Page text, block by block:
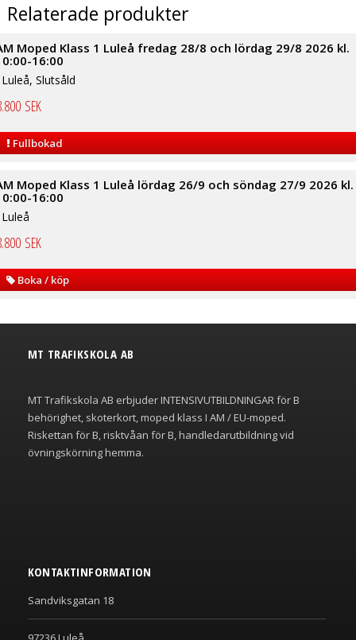
Relaterade produkter
Moped Klass 1 Luleå fredag 28/8 och lördag 29/8 2026 kl.
16:00
Slutsåld
SEK
Fullbokad
Moped Klass 1 Luleå lördag 26/9 och söndag 27/9 2026 kl.
16:00
SEK
Boka / köp
MT TRAFIKSKOLA AB
MT Trafikskola AB erbjuder INTENSIVUTBILDNINGAR för B
behörighet, skoterkort, moped klass I AM / EU-moped.
Riskettan för B, risktvåan för B, handledarutbildning vid
övningskörning hemma.
KONTAKTINFORMATION
Sandviksgatan 18